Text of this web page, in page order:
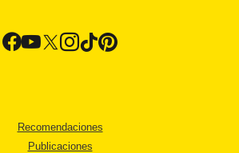
Recomendaciones
Publicaciones